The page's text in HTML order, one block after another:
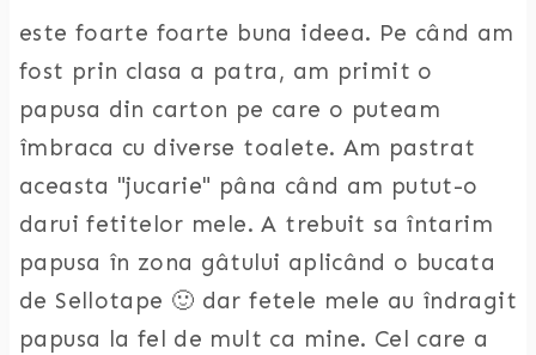
este foarte foarte buna ideea. Pe când am
fost prin clasa a patra, am primit o
papusa din carton pe care o puteam
îmbraca cu diverse toalete. Am pastrat
aceasta "jucarie" pâna când am putut-o
darui fetitelor mele. A trebuit sa întarim
papusa în zona gâtului aplicând o bucata
de Sellotape 🙂 dar fetele mele au îndragit
papusa la fel de mult ca mine. Cel care a